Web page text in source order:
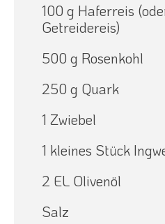
100 g Haferreis
Getreidereis)
500 g Rosenkohl
250 g Quark
1 Zwiebel
1 kleines Stück
2 EL Olivenöl
Salz